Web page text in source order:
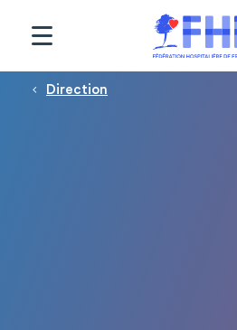
Fil d'Ariane
Direction
Panneau de gestion des cookies